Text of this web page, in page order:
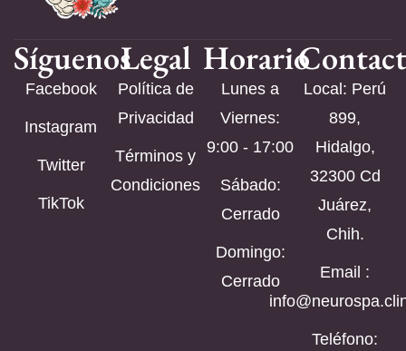
Síguenos
Facebook
Instagram
Twitter
TikTok
Legal
Política de
Privacidad
Términos y
Condiciones
Horario
Lunes a
Viernes:
9:00 - 17:00
Sábado:
Cerrado
Domingo:
Cerrado
Local: Perú
899,
Hidalgo,
32300 Cd
Juárez,
Chih.
Email :
Teléfono: